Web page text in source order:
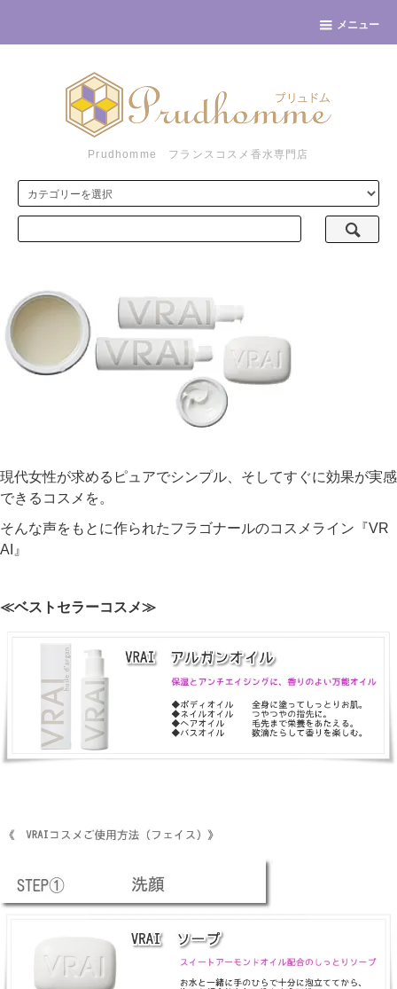
メニュー
Prudhomme フランスコスメ香水専門店
現代女性が求めるピュアでシンプル、そしてすぐに効果が実感
できるコスメを。
そんな声をもとに作られたフラゴナールのコスメライン『VR
AI』
≪ベストセラーコスメ≫